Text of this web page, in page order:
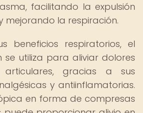
facilitando la expulsión
mejorando la respiración.
beneficios respiratorios, el
se utiliza para aliviar dolores
articulares, gracias a sus
y antiinflamatorias.
en forma de compresas